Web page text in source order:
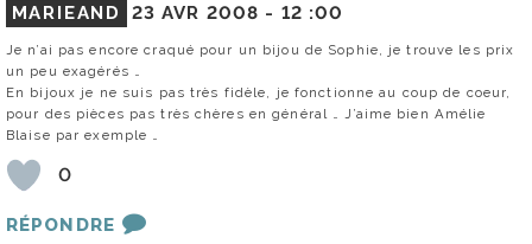
MARIEAND 23 AVR 2008 - 12 :00
Je n’ai pas encore craqué pour un bijou de Sophie, je trouve les prix
un peu exagérés …
En bijoux je ne suis pas très fidèle, je fonctionne au coup de coeur,
pour des pièces pas très chères en général … J’aime bien Amélie
Blaise par exemple …
0
RÉPONDRE